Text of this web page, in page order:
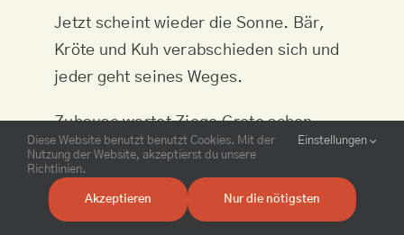
Jetzt scheint wieder die Sonne. Bär,
Kröte und Kuh verabschieden sich und
jeder geht seines Weges.
Zuhause wartet Ziege Grete schon
ungeduldig auf ihren Bär und seine
spannende Geschichte. Aber zuerst
muss Grete auf Bärs Zettel nachlesen,
Diese Website benutzt benutzt Cookies. Mit der
Nutzung der Website, akzeptierst du unsere
Richtlinien.
Einstellungen
Akzeptieren Nur die nötigsten